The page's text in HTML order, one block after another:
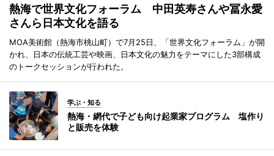
熱海で世界文化フォーラム 中田英寿さんや冨永愛
さんら日本文化を語る
MOA美術館（熱海市桃山町）で7月25日、「世界文化フォーラム」が開
かれ、日本の伝統工芸や映画、日本文化の魅力をテーマにした3部構成
のトークセッションが行われた。
学ぶ・知る
熱海・網代で子ども向け起業家プログラム 塩作り
と販売を体験